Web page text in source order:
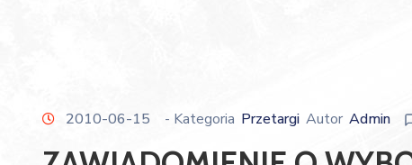
2010-06-15 - Kategoria Przetargi Autor Admin